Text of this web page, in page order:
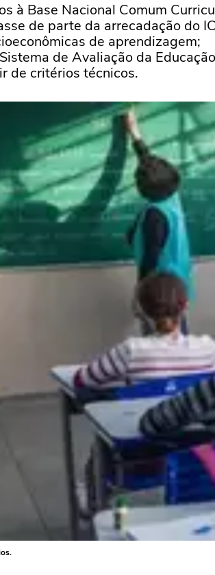
à Base Nacional Comum
de parte da arrecadação do
de aprendizagem;
de Avaliação da
de critérios técnicos.